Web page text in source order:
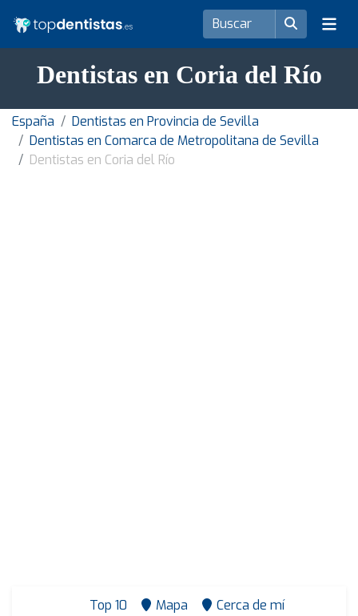
Dentistas en Coria del Río
España
Dentistas en Provincia de Sevilla
Dentistas en Comarca de Metropolitana de Sevilla
Dentistas en Coria del Río
Top 10 Mapa Cerca de mí